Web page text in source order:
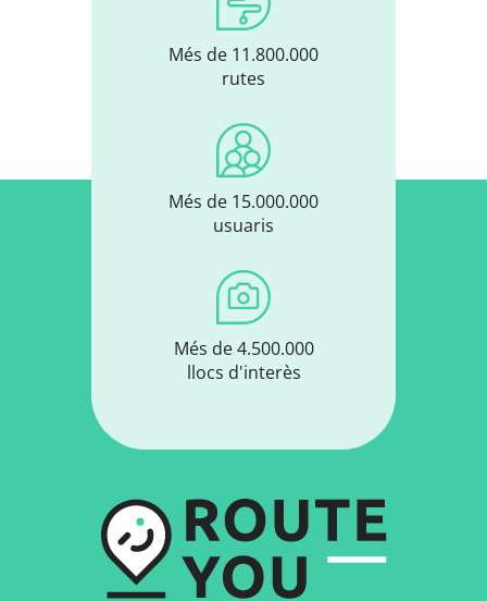
Més de 11.800.000
rutes
Més de 15.000.000
usuaris
Més de 4.500.000
llocs d'interès